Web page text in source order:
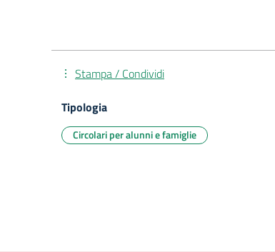
Stampa / Condividi
Tipologia
Circolari per alunni e famiglie